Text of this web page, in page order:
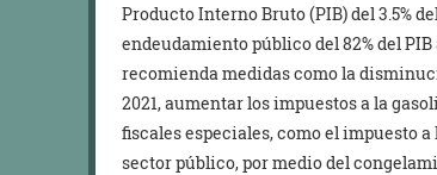
Producto Interno Bruto (PIB) del 3.5%
endeudamiento público del 82% del PIB
recomienda medidas como la
2021, aumentar los impuestos a la
fiscales especiales, como el impuesto
sector público, por medio del